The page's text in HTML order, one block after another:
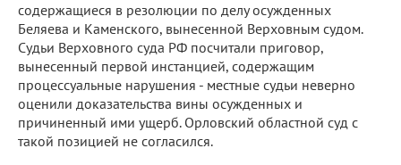
содержащиеся в резолюции по делу осужденных
Беляева и Каменского, вынесенной Верховным судом.
Судьи Верховного суда РФ посчитали приговор,
вынесенный первой инстанцией, содержащим
процессуальные нарушения - местные судьи неверно
оценили доказательства вины осужденных и
причиненный ими ущерб. Орловский областной суд с
такой позицией не согласился.